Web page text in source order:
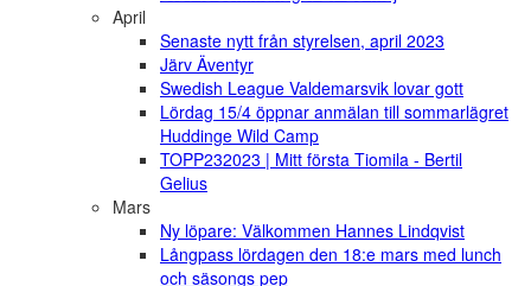
April
Senaste nytt från styrelsen, april 2023
Järv Äventyr
Swedish League Valdemarsvik lovar gott
Lördag 15/4 öppnar anmälan till sommarlägret
Huddinge Wild Camp
TOPP232023 | Mitt första Tiomila - Bertil
Gelius
Mars
Ny löpare: Välkommen Hannes Lindqvist
Långpass lördagen den 18:e mars med lunch
och säsongs pep